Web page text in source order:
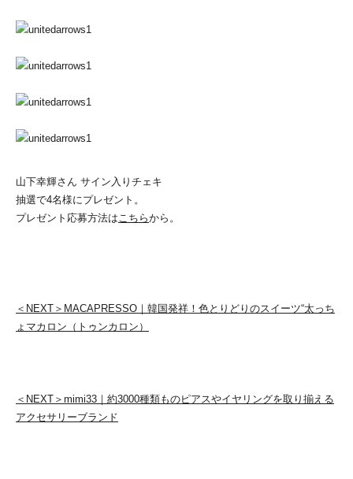
山下幸輝さん サイン入りチェキ
抽選で4名様にプレゼント。
プレゼント応募方法は こちらから。
＜NEXT＞MACAPRESSO｜韓国発祥！色とりどりのスイーツ“太っち
ょマカロン（トゥンカロン）
＜NEXT＞mimi33｜約3000種類ものピアスやイヤリングを取り揃える
アクセサリーブランド